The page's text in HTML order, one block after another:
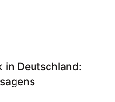
in Deutschland: